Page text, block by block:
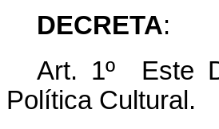
DECRETA:
Art. 1º Este
Política Cultural.